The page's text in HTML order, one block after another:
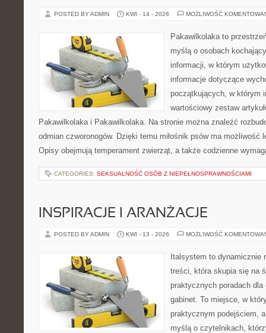
POSTED BY ADMIN KWI - 14 - 2026 MOŻLIWOŚĆ
Pakawilkolaka to
myślą o osobach
informacji, w którym
informacje dotyczące
początkujących, w którym
wartościowy zestaw
Pakawilkolaka i Pakawilkolaka. Na stronie można znaleźć
odmian czworonogów. Dzięki temu miłośnik psów ma możliwość
Opisy obejmują temperament zwierząt, a także codzienne
CATEGORIES: SEKSUALNOŚĆ OSÓB Z NIEPEŁNOSPRAWNOŚCIAMI
INSPIRACJE I ARANŻACJE
POSTED BY ADMIN KWI - 13 - 2026 MOŻLIWOŚĆ
Italsystem to dynamicznie
treści, która skupia się na
praktycznych poradach
gabinet. To miejsce, w
praktycznym podejściem,
myślą o czytelnikach,